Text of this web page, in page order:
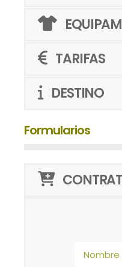
TARIFAS
DESTINO
Formularios